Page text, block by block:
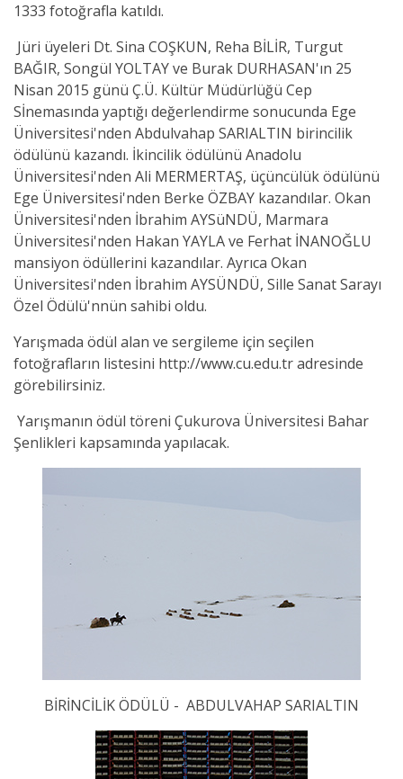
1333 fotoğrafla katıldı.
Jüri üyeleri Dt. Sina COŞKUN, Reha BİLİR, Turgut
BAĞIR, Songül YOLTAY ve Burak DURHASAN'ın 25
Nisan 2015 günü Ç.Ü. Kültür Müdürlüğü Cep
Sİnemasında yaptığı değerlendirme sonucunda Ege
Üniversitesi'nden Abdulvahap SARIALTIN birincilik
ödülünü kazandı. İkincilik ödülünü Anadolu
Üniversitesi'nden Ali MERMERTAŞ, üçüncülük ödülünü
Ege Üniversitesi'nden Berke ÖZBAY kazandılar. Okan
Üniversitesi'nden İbrahim AYSüNDÜ, Marmara
Üniversitesi'nden Hakan YAYLA ve Ferhat İNANOĞLU
mansiyon ödüllerini kazandılar. Ayrıca Okan
Üniversitesi'nden İbrahim AYSÜNDÜ, Sille Sanat Sarayı
Özel Ödülü'nnün sahibi oldu.
Yarışmada ödül alan ve sergileme için seçilen
fotoğrafların listesini http://www.cu.edu.tr adresinde
görebilirsiniz.
Yarışmanın ödül töreni Çukurova Üniversitesi Bahar
Şenlikleri kapsamında yapılacak.
BİRİNCİLİK ÖDÜLÜ - ABDULVAHAP SARIALTIN